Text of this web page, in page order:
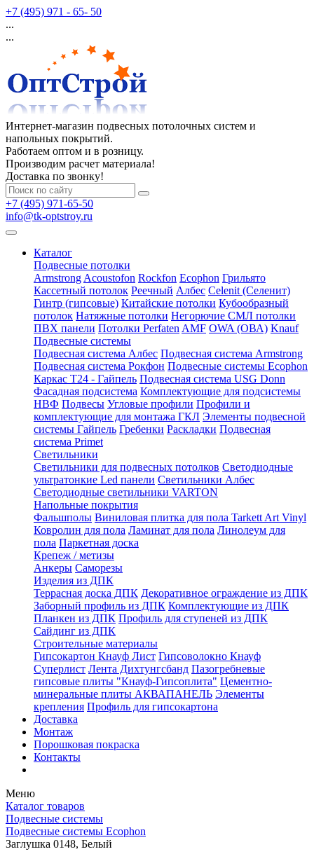
+7 (495) 971 - 65- 50
...
...
Интернет-магазин подвесных потолочных систем и
напольных покрытий.
Работаем оптом и в розницу.
Производим расчет материала!
Доставка по звонку!
+7 (495) 971-65-50
info@tk-optstroy.ru
Каталог
Подвесные потолки
Armstrong Acoustofon Rockfon Ecophon Грильято
Кассетный потолок Реечный Албес Celenit (Селенит)
Гинтр (гипсовые) Китайские потолки Кубообразный
потолок Натяжные потолки Негорючие СМЛ потолки
ПВХ панели Потолки Perfaten AMF OWA (ОВА) Knauf
Подвесные системы
Подвесная система Албес Подвесная система Armstrong
Подвесная система Рокфон Подвесные системы Ecophon
Каркас Т24 - Гайпель Подвесная система USG Donn
Фасадная подсистема Комплектующие для подсистемы
НВФ Подвесы Угловые профили Профили и
комплектующие для монтажа ГКЛ Элементы подвесной
системы Гайпель Гребенки Раскладки Подвесная
система Primet
Светильники
Светильники для подвесных потолков Светодиодные
ультратонкие Led панели Светильники Албес
Светодиодные светильники VARTON
Напольные покрытия
Фальшполы Виниловая плитка для пола Tarkett Art Vinyl
Ковролин для пола Ламинат для пола Линолеум для
пола Паркетная доска
Крепеж / метизы
Анкеры Саморезы
Изделия из ДПК
Террасная доска ДПК Декоративное ограждение из ДПК
Заборный профиль из ДПК Комплектующие из ДПК
Планкен из ДПК Профиль для ступеней из ДПК
Сайдинг из ДПК
Строительные материалы
Гипсокартон Кнауф Лист Гипсоволокно Кнауф
Суперлист Лента Дихтунгсбанд Пазогребневые
гипсовые плиты "Кнауф-Гипсоплита" Цементно-
минеральные плиты АКВАПАНЕЛЬ Элементы
крепления Профиль для гипсокартона
Доставка
Монтаж
Порошковая покраска
Контакты
Меню
Каталог товаров
Подвесные системы
Подвесные системы Ecophon
Заглушка 0148, Белый